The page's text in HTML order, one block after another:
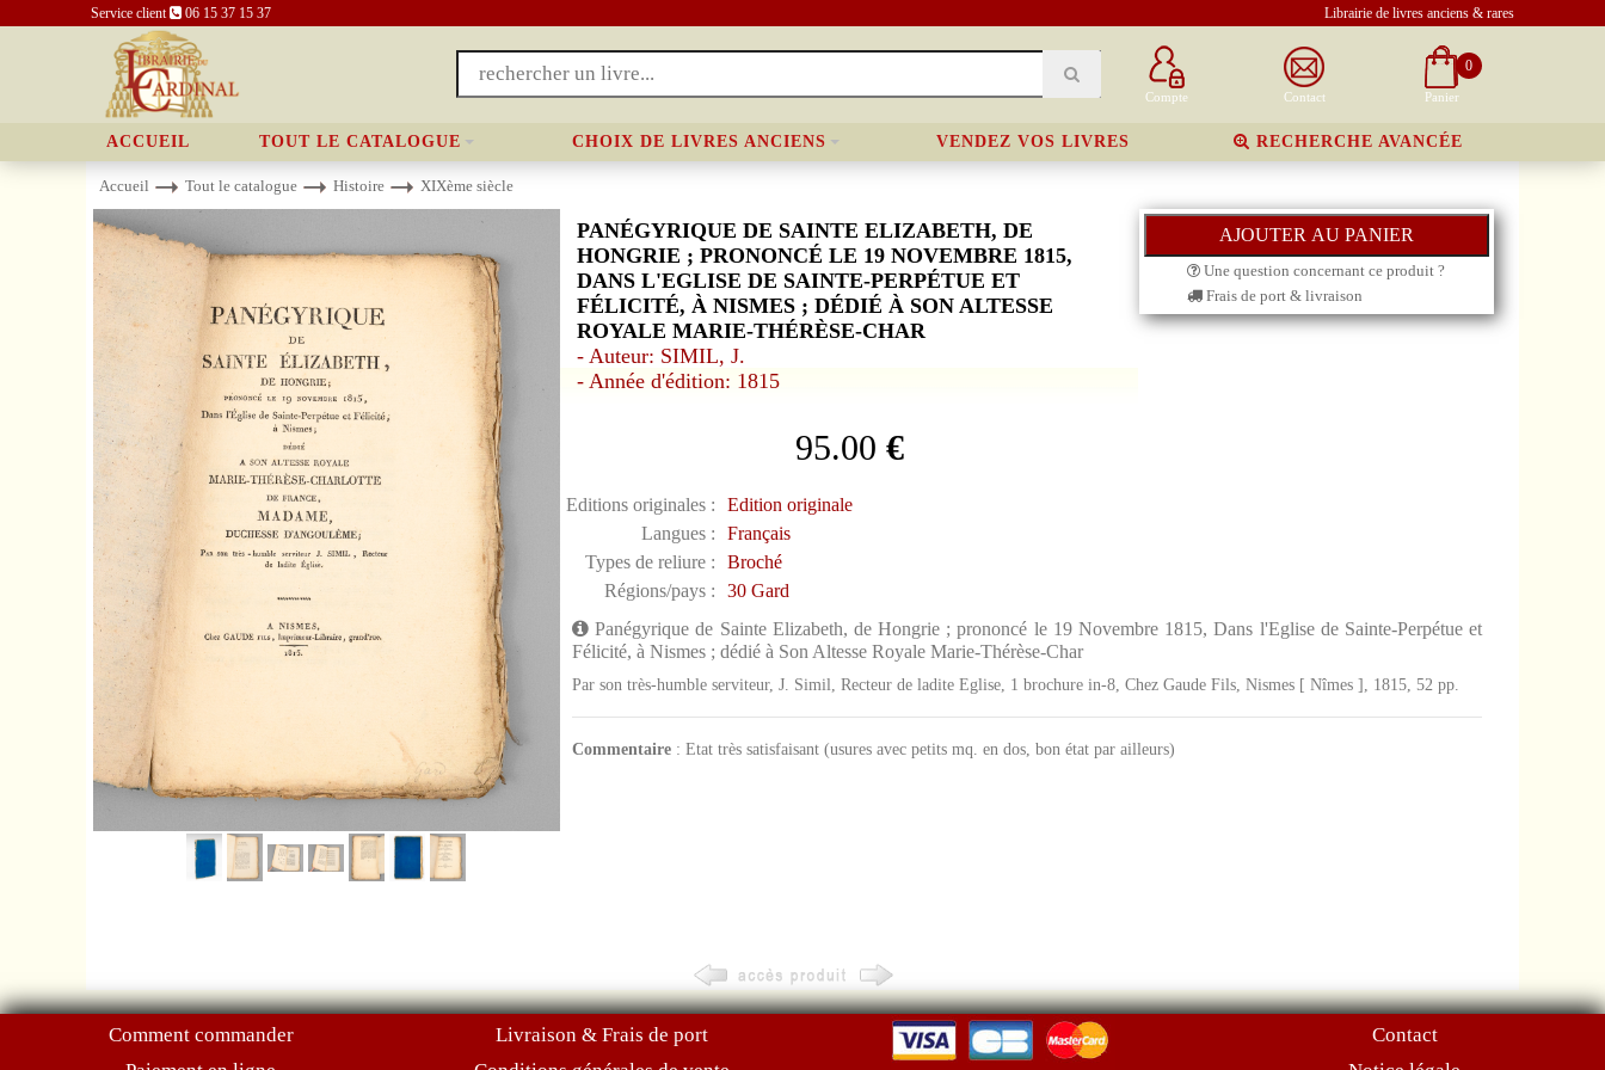
Service client 06 15 37 15 37 Librairie de livres anciens & rares
Compte Contact
0
Panier
ACCUEIL TOUT LE CATALOGUE CHOIX DE LIVRES ANCIENS VENDEZ VOS LIVRES RECHERCHE AVANCÉE
Accueil Tout le catalogue Histoire XIXème siècle
PANÉGYRIQUE DE SAINTE ELIZABETH, DE
HONGRIE ; PRONONCÉ LE 19 NOVEMBRE 1815,
DANS L'EGLISE DE SAINTE-PERPÉTUE ET
FÉLICITÉ, À NISMES ; DÉDIÉ À SON ALTESSE
ROYALE MARIE-THÉRÈSE-CHAR
- Auteur: SIMIL, J.
- Année d'édition: 1815
95.00 €
Editions originales :
Edition originale
Langues :
Français
Types de reliure :
Broché
Régions/pays :
30 Gard
Une question concernant ce produit ?
Frais de port & livraison
Panégyrique de Sainte Elizabeth, de Hongrie ; prononcé le 19 Novembre 1815, Dans l'Eglise de Sainte-Perpétue et
Félicité, à Nismes ; dédié à Son Altesse Royale Marie-Thérèse-Char
Par son très-humble serviteur, J. Simil, Recteur de ladite Eglise, 1 brochure in-8, Chez Gaude Fils, Nismes [ Nîmes ], 1815, 52 pp.
Commentaire: Etat très satisfaisant (usures avec petits mq. en dos, bon état par ailleurs)
Comment commander
Livraison & Frais de port
Contact